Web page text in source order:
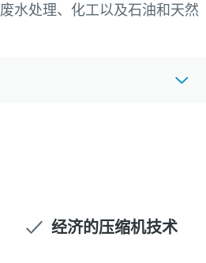
水处理、化工以及石油和天然
经济的压缩机技术